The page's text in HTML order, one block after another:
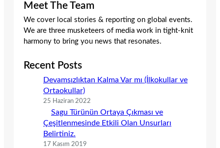
Meet The Team
We cover local stories & reporting on global events.
We are three musketeers of media work in tight-knit
harmony to bring you news that resonates.
Recent Posts
Devamsızlıktan Kalma Var mı (İlkokullar ve
Ortaokullar)
25 Haziran 2022
Sagu Türünün Ortaya Çıkması ve
Çeşitlenmesinde Etkili Olan Unsurları
Belirtiniz.
17 Kasım 2019